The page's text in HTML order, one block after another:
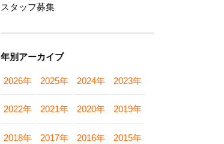
スタッフ募集
年別アーカイブ
2026年 2025年 2024年 2023年
2022年 2021年 2020年 2019年
2018年 2017年 2016年 2015年